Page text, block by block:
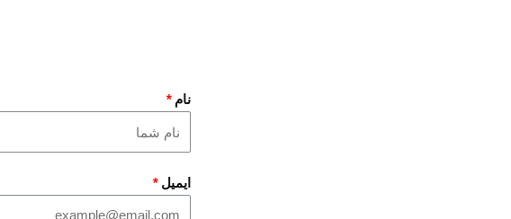
نام
ایمیل